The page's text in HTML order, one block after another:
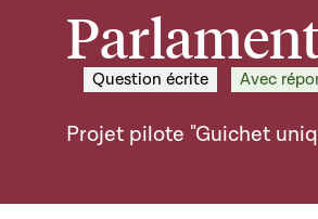
Question écrite Avec
Projet pilote "Guichet